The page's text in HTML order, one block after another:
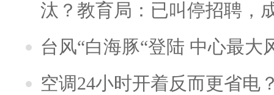
汰？教育局：已叫停招聘，
台风“白海豚“登陆 中心最大
空调24小时开着反而更省电